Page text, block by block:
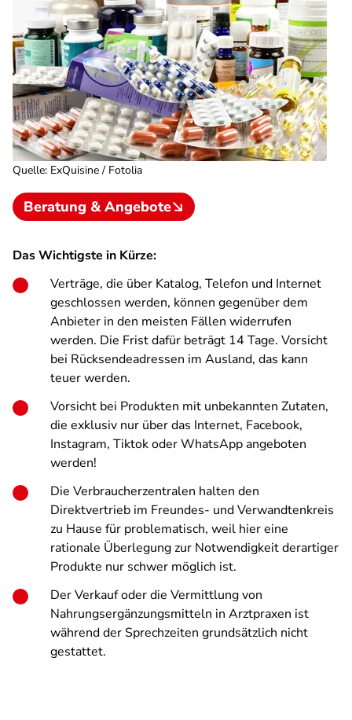
Quelle: ExQuisine / Fotolia
Beratung & Angebote
Das Wichtigste in Kürze:
Verträge, die über Katalog, Telefon und Internet
geschlossen werden, können gegenüber dem
Anbieter in den meisten Fällen widerrufen
werden. Die Frist dafür beträgt 14 Tage. Vorsicht
bei Rücksendeadressen im Ausland, das kann
teuer werden.
Vorsicht bei Produkten mit unbekannten Zutaten,
die exklusiv nur über das Internet, Facebook,
Instagram, Tiktok oder WhatsApp angeboten
werden!
Die Verbraucherzentralen halten den
Direktvertrieb im Freundes- und Verwandtenkreis
zu Hause für problematisch, weil hier eine
rationale Überlegung zur Notwendigkeit derartiger
Produkte nur schwer möglich ist.
Der Verkauf oder die Vermittlung von
Nahrungsergänzungsmitteln in Arztpraxen ist
während der Sprechzeiten grundsätzlich nicht
gestattet.